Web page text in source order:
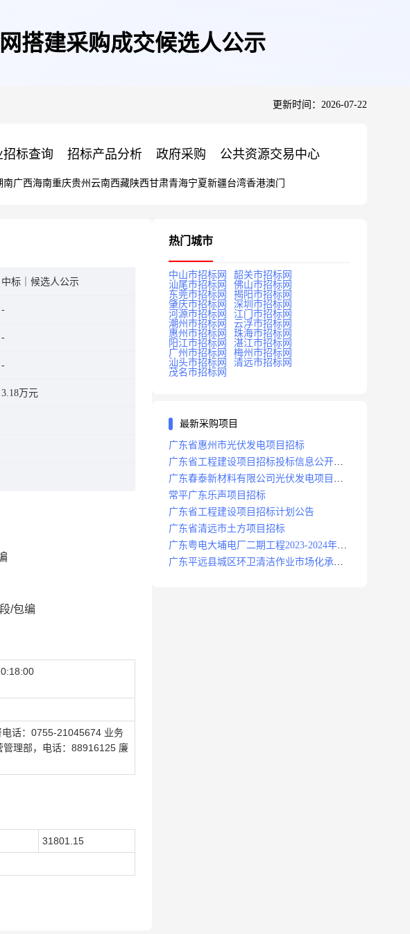
搭建采购成交候选人公示
更新时间：2026-07-22
招标查询 招标产品分析 政府采购 公共资源交易中心
南广西海南重庆贵州 云南西藏陕西甘肃青海宁夏新疆台湾香港澳门
中标｜候选人公示
3.18万元
/包编
话：0755-21045674 业务
理部，电话：88916125 廉
31801.15
热门城市
中山市招标网
韶关市招标网
汕尾市招标网
佛山市招标网
东莞市招标网
揭阳市招标网
肇庆市招标网
深圳市招标网
河源市招标网
江门市招标网
潮州市招标网
云浮市招标网
惠州市招标网
珠海市招标网
阳江市招标网
湛江市招标网
广州市招标网
梅州市招标网
汕头市招标网
清远市招标网
茂名市招标网
最新采购项目
广东省惠州市光伏发电项目招标
广东省工程建设项目招标投标信息公开目
录
广东春泰新材料有限公司光伏发电项目招
标
常平广东乐声项目招标
广东省工程建设项目招标计划公告
广东省清远市土方项目招标
广东粤电大埔电厂二期工程2023-2024年度
安保服务项目招标公告
广东平远县城区环卫清洁作业市场化承包